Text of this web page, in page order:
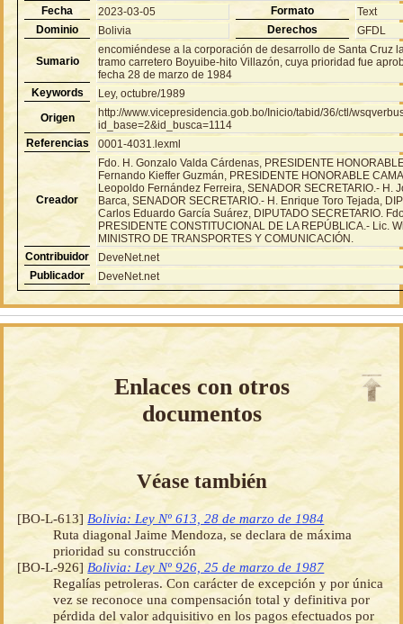
Fecha
2023-03-05 Formato
Text
Dominio
Bolivia Derechos GFDL
Sumario
encomiéndese a la corporación de desarrollo de Santa Cruz
tramo carretero Boyuibe-hito Villazón, cuya prioridad fue
fecha 28 de marzo de 1984
Keywords
Ley, octubre/1989
Origen
http://www.vicepresidencia.gob.bo/Inicio/tabid/36/ctl/
id_base=2&id_busca=1114
Referencias
0001-4031.lexml
Creador
Fdo. H. Gonzalo Valda Cárdenas, PRESIDENTE
Fernando Kieffer Guzmán, PRESIDENTE HONORABLE
Leopoldo Fernández Ferreira, SENADOR SECRETARIO.- H.
Barca, SENADOR SECRETARIO.- H. Enrique Toro Tejada,
Carlos Eduardo García Suárez, DIPUTADO SECRETARIO.
PRESIDENTE CONSTITUCIONAL DE LA REPÚBLICA.- Lic.
MINISTRO DE TRANSPORTES Y COMUNICACIÓN.
Contribuidor
DeveNet.net
Publicador
DeveNet.net
Enlaces con otros
documentos
Véase también
[BO-L-613] Bolivia: Ley Nº 613, 28 de marzo de 1984
Ruta diagonal Jaime Mendoza, se declara de máxima
prioridad su construcción
[BO-L-926] Bolivia: Ley Nº 926, 25 de marzo de 1987
Regalías petroleras. Con carácter de excepción y por única
vez se reconoce una compensación total y definitiva por
pérdida del valor adquisitivo en los pagos efectuados por